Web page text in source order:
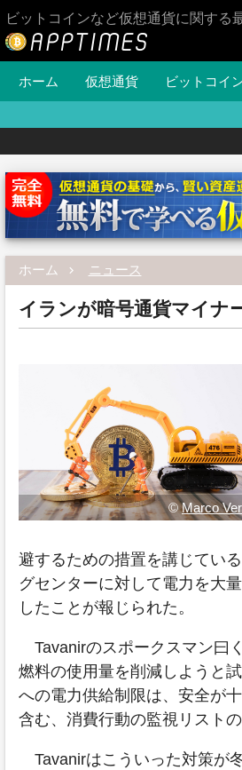
ビットコインなど仮想通貨に関する
ホーム 仮想通貨 ビットコイ
ホーム ニュース
イランが暗号通貨マイナ
©Marco
避するための措置を講じてい
グセンターに対して電力を大
したことが報じられた。
Tavanirのスポークスマン曰
燃料の使用量を削減しようと
への電力供給制限は、安全が
含む、消費行動の監視リスト
Tavanirはこういった対策が